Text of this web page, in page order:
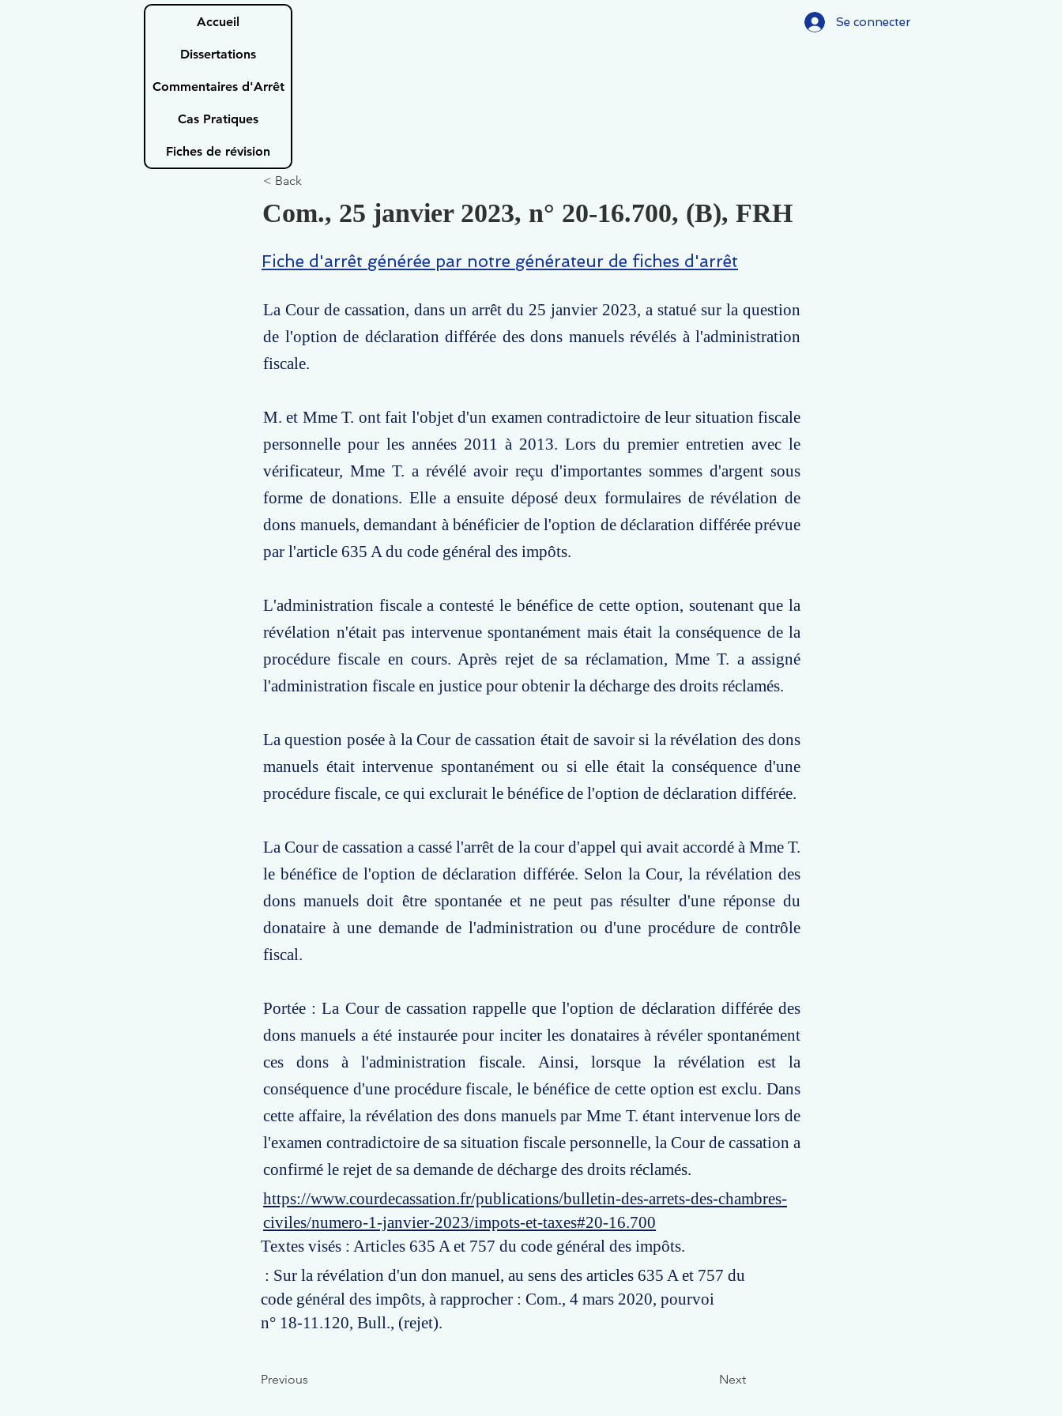
Accueil
Dissertations
Commentaires d'Arrêt
Cas Pratiques
Fiches de révision
Se connecter
< Back
Com., 25 janvier 2023, n° 20-16.700, (B), FRH
Fiche d'arrêt générée par notre générateur de fiches d'arrêt
La Cour de cassation, dans un arrêt du 25 janvier 2023, a statué sur la question
de l'option de déclaration différée des dons manuels révélés à l'administration
fiscale.
M. et Mme T. ont fait l'objet d'un examen contradictoire de leur situation fiscale
personnelle pour les années 2011 à 2013. Lors du premier entretien avec le
vérificateur, Mme T. a révélé avoir reçu d'importantes sommes d'argent sous
forme de donations. Elle a ensuite déposé deux formulaires de révélation de
dons manuels, demandant à bénéficier de l'option de déclaration différée prévue
par l'article 635 A du code général des impôts.
L'administration fiscale a contesté le bénéfice de cette option, soutenant que la
révélation n'était pas intervenue spontanément mais était la conséquence de la
procédure fiscale en cours. Après rejet de sa réclamation, Mme T. a assigné
l'administration fiscale en justice pour obtenir la décharge des droits réclamés.
La question posée à la Cour de cassation était de savoir si la révélation des dons
manuels était intervenue spontanément ou si elle était la conséquence d'une
procédure fiscale, ce qui exclurait le bénéfice de l'option de déclaration différée.
La Cour de cassation a cassé l'arrêt de la cour d'appel qui avait accordé à Mme T.
le bénéfice de l'option de déclaration différée. Selon la Cour, la révélation des
dons manuels doit être spontanée et ne peut pas résulter d'une réponse du
donataire à une demande de l'administration ou d'une procédure de contrôle
fiscal.
Portée : La Cour de cassation rappelle que l'option de déclaration différée des
dons manuels a été instaurée pour inciter les donataires à révéler spontanément
ces dons à l'administration fiscale. Ainsi, lorsque la révélation est la
conséquence d'une procédure fiscale, le bénéfice de cette option est exclu. Dans
cette affaire, la révélation des dons manuels par Mme T. étant intervenue lors de
l'examen contradictoire de sa situation fiscale personnelle, la Cour de cassation a
confirmé le rejet de sa demande de décharge des droits réclamés.
https://www.courdecassation.fr/publications/bulletin-des-arrets-des-chambres-
civiles/numero-1-janvier-2023/impots-et-taxes#20-16.700
Textes visés : Articles 635 A et 757 du code général des impôts.
: Sur la révélation d'un don manuel, au sens des articles 635 A et 757 du
code général des impôts, à rapprocher : Com., 4 mars 2020, pourvoi
n° 18-11.120, Bull., (rejet).
Previous Next